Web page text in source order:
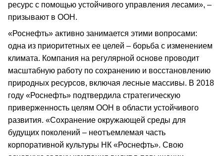
ресурс с помощью устойчивого управления лесами», –
призывают в ООН.
«Роснефть» активно занимается этими вопросами:
одна из приоритетных ее целей – борьба с изменением
климата. Компания на регулярной основе проводит
масштабную работу по сохранению и восстановлению
природных ресурсов, включая лесные массивы. В 2018
году «Роснефть» подтвердила стратегическую
приверженность целям ООН в области устойчивого
развития. «Сохранение окружающей среды для
будущих поколений – неотъемлемая часть
корпоративной культуры НК «Роснефть». Свою